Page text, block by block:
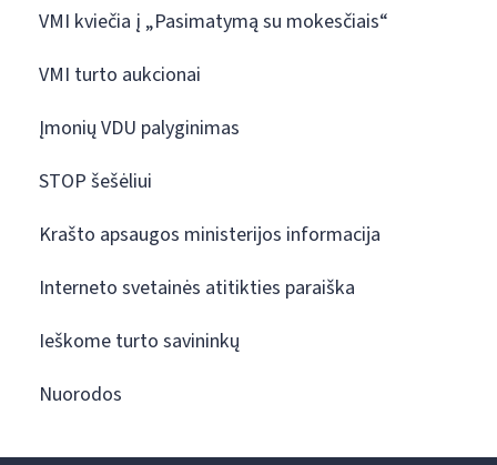
VMI kviečia į „Pasimatymą su mokesčiais“
VMI turto aukcionai
Įmonių VDU palyginimas
STOP šešėliui
Krašto apsaugos ministerijos informacija
Interneto svetainės atitikties paraiška
Ieškome turto savininkų
Nuorodos